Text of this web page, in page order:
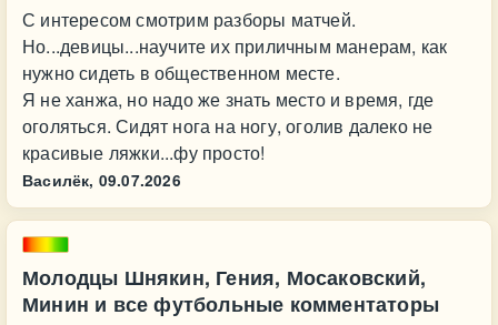
С интересом смотрим разборы матчей.
Но...девицы...научите их приличным манерам, как
нужно сидеть в общественном месте.
Я не ханжа, но надо же знать место и время, где
оголяться. Сидят нога на ногу, оголив далеко не
красивые ляжки...фу просто!
Василёк, 09.07.2026
Молодцы Шнякин, Гения, Мосаковский,
Минин и все футбольные комментаторы